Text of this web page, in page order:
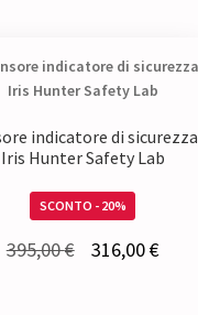
indicatore di sicurezza
Iris Hunter Safety Lab
SCONTO - 20%
395,00€ 316,00€Il